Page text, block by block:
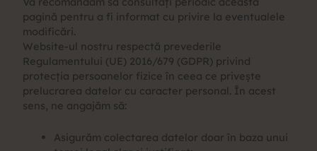
pagină pentru a fi informat cu privire la eventualele
modificări.
Website-ul nostru respectă prevederile
Regulamentului (UE) 2016/679 (GDPR) privind
protecția persoanelor fizice în ceea ce privește
prelucrarea datelor cu caracter personal. În acest
sens, ne angajăm să:
Asigurăm colectarea datelor doar în baza unui